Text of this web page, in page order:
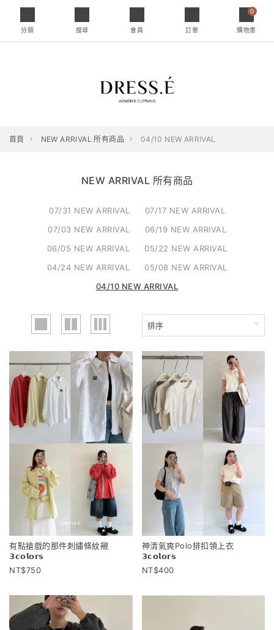
分類 搜尋 會員 訂單
0
購物車
首頁 NEW ARRIVAL 所有商品 04/10 NEW ARRIVAL
NEW ARRIVAL 所有商品
07/31 NEW ARRIVAL
07/17 NEW ARRIVAL
07/03 NEW ARRIVAL
06/19 NEW ARRIVAL
06/05 NEW ARRIVAL
05/22 NEW ARRIVAL
04/24 NEW ARRIVAL
05/08 NEW ARRIVAL
04/10 NEW ARRIVAL
有點搶戲的那件刺繡條紋襯
𝟯𝗰𝗼𝗹𝗼𝗿𝘀
750
神清氣爽Polo排扣領上衣
𝟯𝗰𝗼𝗹𝗼𝗿𝘀
400